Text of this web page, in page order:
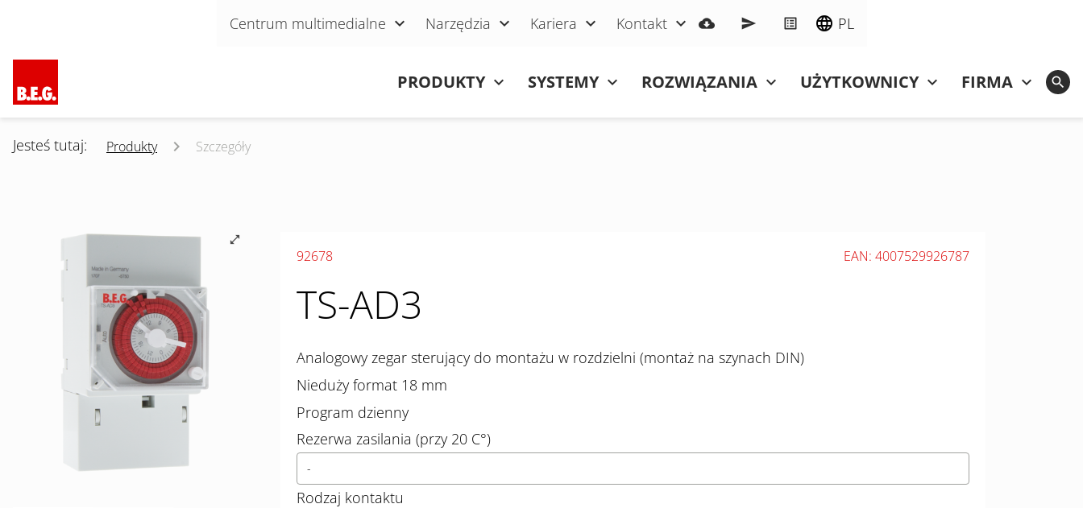
Pomiń nawigacje
Centrum multimedialne Narzędzia Kariera Kontakt PL
PRODUKTY SYSTEMY ROZWIĄZANIA UŻYTKOWNICY FIRMA
Jesteś tutaj: Produkty Szczegóły
92678 EAN: 4007529926787
TS-AD3
Analogowy zegar sterujący do montażu w rozdzielni (montaż na szynach DIN)
Nieduży format 18 mm
Program dzienny
Rezerwa zasilania (przy 20 C°)
-
Rodzaj kontaktu